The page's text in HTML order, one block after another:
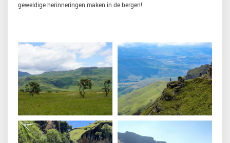
geweldige herinneringen maken in de bergen!